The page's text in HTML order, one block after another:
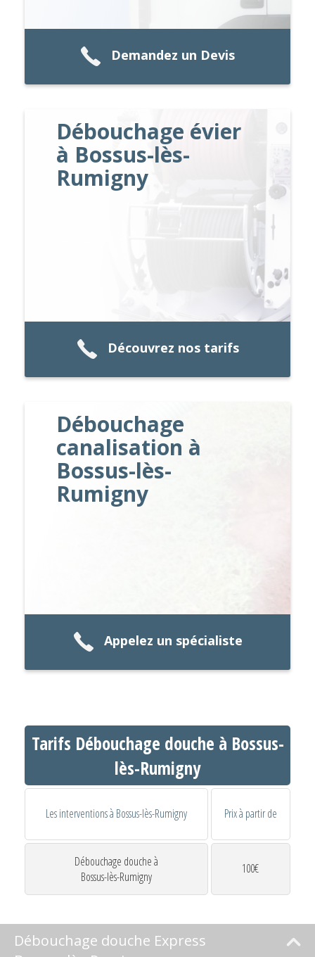
Demandez un Devis
Débouchage évier
à Bossus-lès-
Rumigny
Découvrez nos tarifs
Débouchage
canalisation à
Bossus-lès-
Rumigny
Appelez un spécialiste
Tarifs Débouchage douche à Bossus-
lès-Rumigny
Les interventions à Bossus-lès-Rumigny Prix à partir de
Débouchage douche à
Bossus-lès-Rumigny
100€
Débouchage douche Express